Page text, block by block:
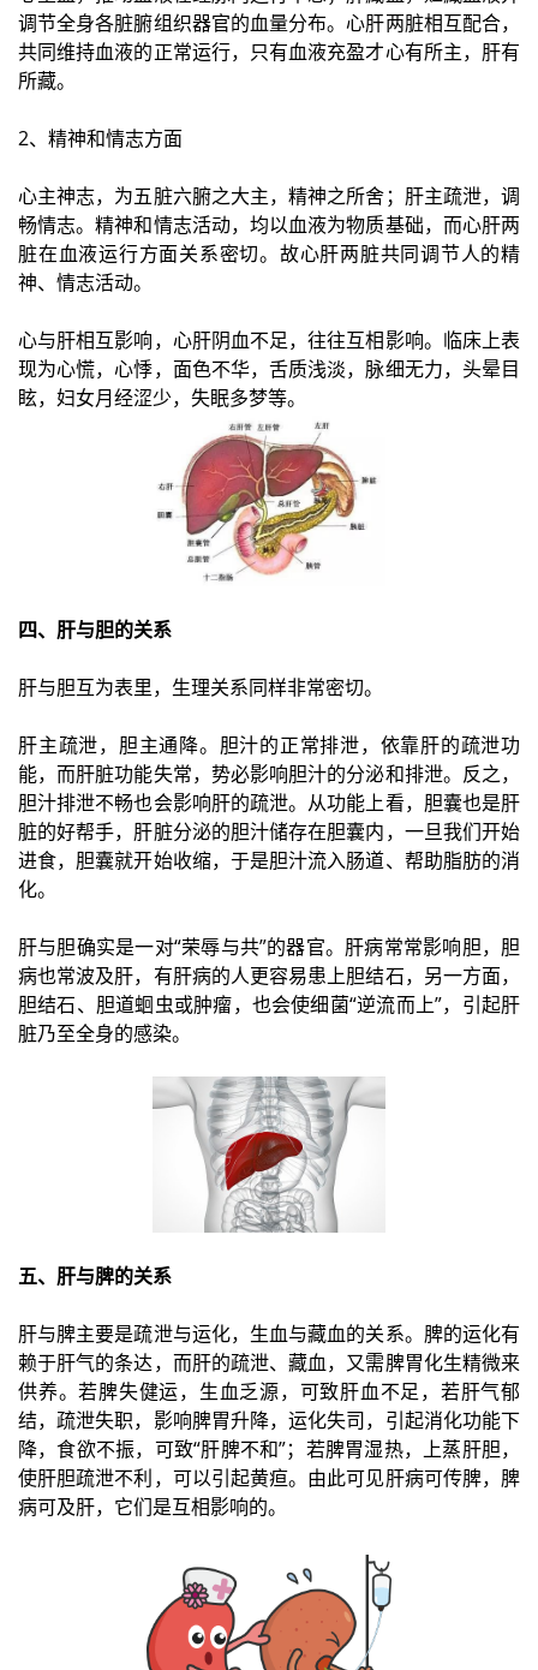
调节全身各脏腑组织器官的血量分布。心肝两脏相互配合，
共同维持血液的正常运行，只有血液充盈才心有所主，肝有
所藏。
2、精神和情志方面
心主神志，为五脏六腑之大主，精神之所舍；肝主疏泄，调
畅情志。精神和情志活动，均以血液为物质基础，而心肝两
脏在血液运行方面关系密切。故心肝两脏共同调节人的精
神、情志活动。
心与肝相互影响，心肝阴血不足，往往互相影响。临床上表
现为心慌，心悸，面色不华，舌质浅淡，脉细无力，头晕目
眩，妇女月经涩少，失眠多梦等。
四、肝与胆的关系
肝与胆互为表里，生理关系同样非常密切。
肝主疏泄，胆主通降。胆汁的正常排泄，依靠肝的疏泄功
能，而肝脏功能失常，势必影响胆汁的分泌和排泄。反之，
胆汁排泄不畅也会影响肝的疏泄。从功能上看，胆囊也是肝
脏的好帮手，肝脏分泌的胆汁储存在胆囊内，一旦我们开始
进食，胆囊就开始收缩，于是胆汁流入肠道、帮助脂肪的消
化。
肝与胆确实是一对“荣辱与共”的器官。肝病常常影响胆，胆
病也常波及肝，有肝病的人更容易患上胆结石，另一方面，
胆结石、胆道蛔虫或肿瘤，也会使细菌“逆流而上”，引起肝
脏乃至全身的感染。
五、肝与脾的关系
肝与脾主要是疏泄与运化，生血与藏血的关系。脾的运化有
赖于肝气的条达，而肝的疏泄、藏血，又需脾胃化生精微来
供养。若脾失健运，生血乏源，可致肝血不足，若肝气郁
结，疏泄失职，影响脾胃升降，运化失司，引起消化功能下
降，食欲不振，可致“肝脾不和”；若脾胃湿热，上蒸肝胆，
使肝胆疏泄不利，可以引起黄疸。由此可见肝病可传脾，脾
病可及肝，它们是互相影响的。